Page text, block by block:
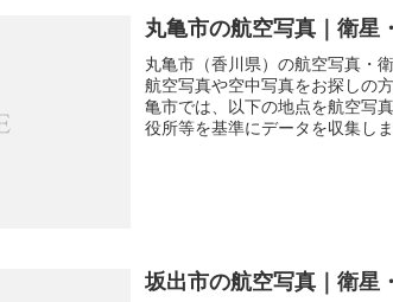
丸亀市の航空写真｜衛星
丸亀市（香川県）の航空写真・
航空写真や空中写真をお探しの
亀市では、以下の地点を航空写
役所等を基準にデータを収集し
坂出市の航空写真｜衛星